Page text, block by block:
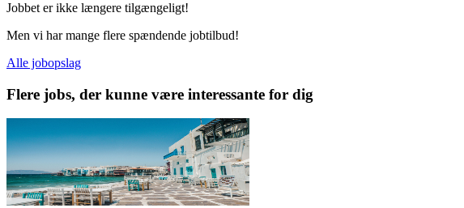
Jobbet er ikke længere tilgængeligt!
Men vi har mange flere spændende jobtilbud!
Alle jobopslag
Flere jobs, der kunne være interessante for dig